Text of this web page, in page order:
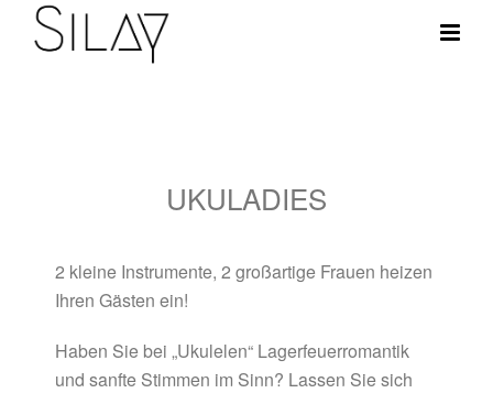
UKULADIES
2 kleine Instrumente, 2 großartige Frauen heizen
Ihren Gästen ein!
Haben Sie bei „Ukulelen“ Lagerfeuerromantik
und sanfte Stimmen im Sinn? Lassen Sie sich